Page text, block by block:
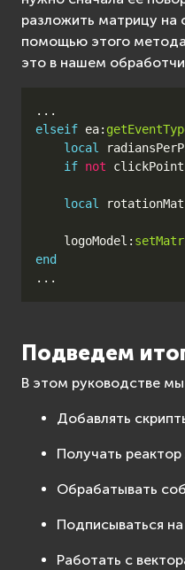
разложить матрицу на
помощью этого метода
это в нашем
...
elseif ea:
local
if not clickPoint
local
logoModel :
end
...
Подведем
В этом руководстве мы
Добавлять
Получать
Обрабатывать
Подписываться
Работать с